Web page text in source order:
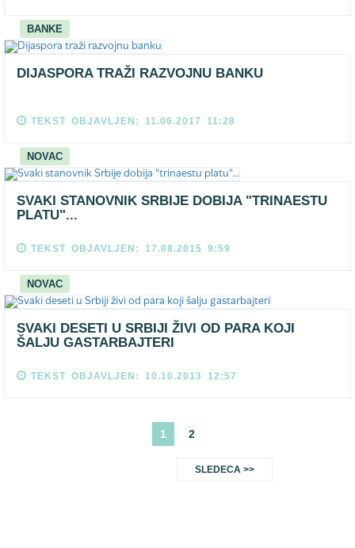
BANKE
DIJASPORA TRAŽI RAZVOJNU BANKU
TEKST OBJAVLJEN: 11.06.2017 11:28
NOVAC
SVAKI STANOVNIK SRBIJE DOBIJA "TRINAESTU
PLATU"...
TEKST OBJAVLJEN: 17.08.2015 9:59
NOVAC
SVAKI DESETI U SRBIJI ŽIVI OD PARA KOJI
ŠALJU GASTARBAJTERI
TEKST OBJAVLJEN: 10.10.2013 12:57
1 2
SLEDECA >>